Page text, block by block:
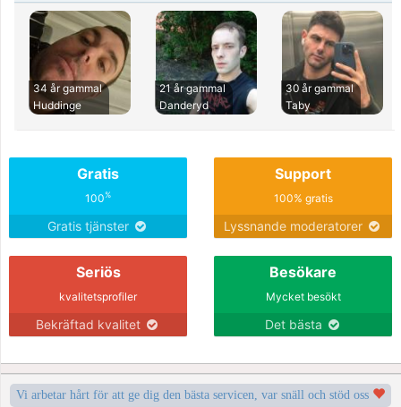
34 år gammal
Huddinge
21 år gammal
Danderyd
30 år gammal
Taby
Gratis
100%
Gratis tjänster
Support
100% gratis
Lyssnande moderatorer
Seriös
kvalitetsprofiler
Bekräftad kvalitet
Besökare
Mycket besökt
Det bästa
Vi arbetar hårt för att ge dig den bästa servicen, var snäll och stöd oss